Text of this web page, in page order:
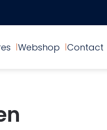
Webshop Contact